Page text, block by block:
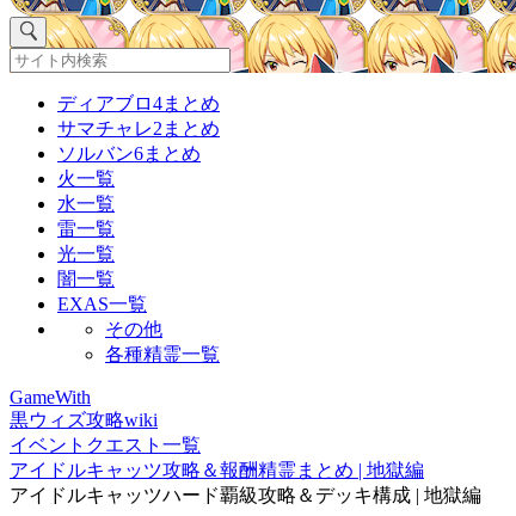
ディアブロ4まとめ
サマチャレ2まとめ
ソルバン6まとめ
火一覧
水一覧
雷一覧
光一覧
闇一覧
EXAS一覧
その他
各種精霊一覧
GameWith
黒ウィズ攻略wiki
イベントクエスト一覧
アイドルキャッツ攻略＆報酬精霊まとめ | 地獄編
アイドルキャッツハード覇級攻略＆デッキ構成 | 地獄編